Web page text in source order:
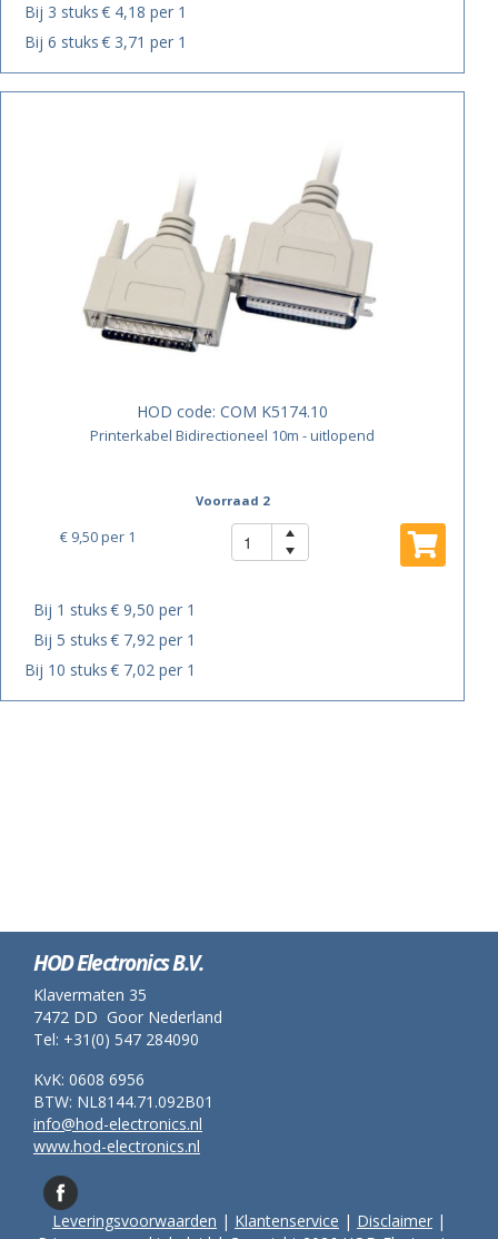
Bij 3 stuks€ 4,18 per 1
Bij 6 stuks€ 3,71 per 1
HOD code: COM K5174.10
Printerkabel Bidirectioneel 10m - uitlopend
Voorraad 2
€ 9,50per 1
Bij 1 stuks€ 9,50 per 1
Bij 5 stuks€ 7,92 per 1
Bij 10 stuks€ 7,02 per 1
HOD Electronics B.V.
Klavermaten 35
7472 DD Goor Nederland
Tel: +31(0) 547 284090
KvK: 0608 6956
BTW: NL8144.71.092B01
info@hod-electronics.nl
www.hod-electronics.nl
Leveringsvoorwaarden | Klantenservice | Disclaimer |